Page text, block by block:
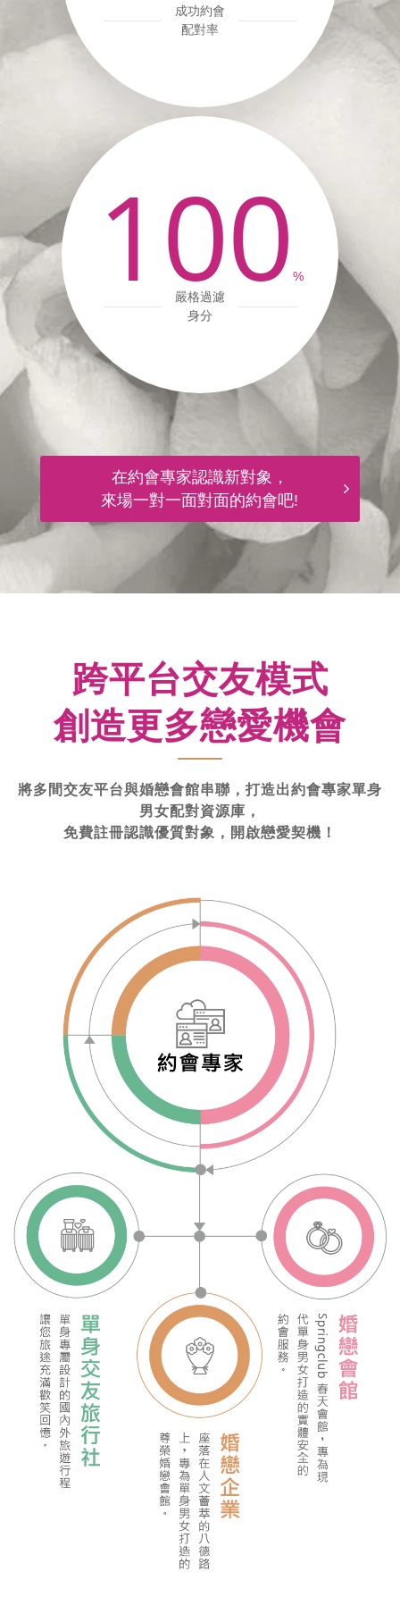
成功約會
配對率
100 %
嚴格過濾
身分
在約會專家認識新對象，
來場一對一面對面的約會吧!
跨平台交友模式
創造更多戀愛機會
將多間交友平台與婚戀會館串聯，打造出約會專家單身
男女配對資源庫，
免費註冊認識優質對象，開啟戀愛契機！